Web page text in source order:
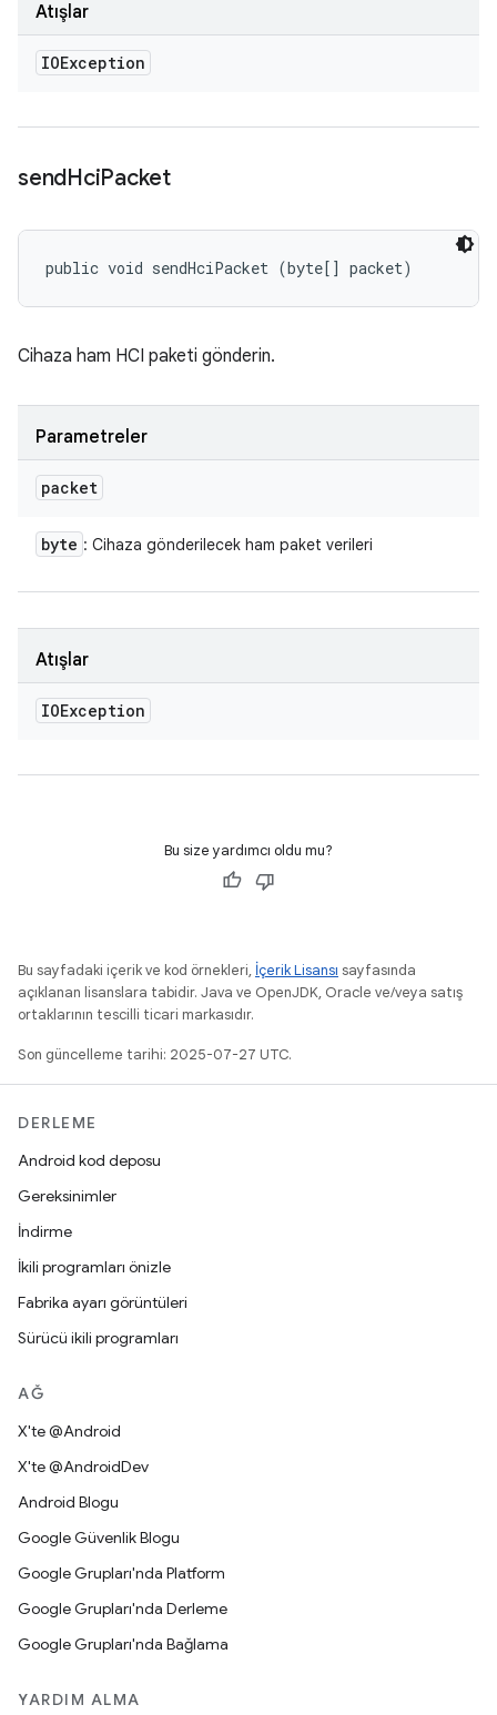
Atışlar
IOException
sendHciPacket
public void sendHciPacket (byte[] packet)
Cihaza ham HCI paketi gönderin.
Parametreler
packet
byte : Cihaza gönderilecek ham paket verileri
Atışlar
IOException
Bu size yardımcı oldu mu?
Bu sayfadaki içerik ve kod örnekleri, İçerik Lisansı sayfasında
açıklanan lisanslara tabidir. Java ve OpenJDK, Oracle ve/veya satış
ortaklarının tescilli ticari markasıdır.
Son güncelleme tarihi: 2025-07-27 UTC.
DERLEME
Android kod deposu
Gereksinimler
İndirme
İkili programları önizle
Fabrika ayarı görüntüleri
Sürücü ikili programları
AĞ
X'te @Android
X'te @AndroidDev
Android Blogu
Google Güvenlik Blogu
Google Grupları'nda Platform
Google Grupları'nda Derleme
Google Grupları'nda Bağlama
YARDIM ALMA